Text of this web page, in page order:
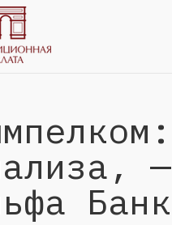
Банк